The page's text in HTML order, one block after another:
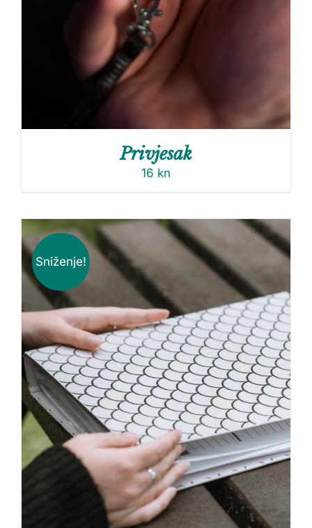
Privjesak
16 kn
Sniženje!